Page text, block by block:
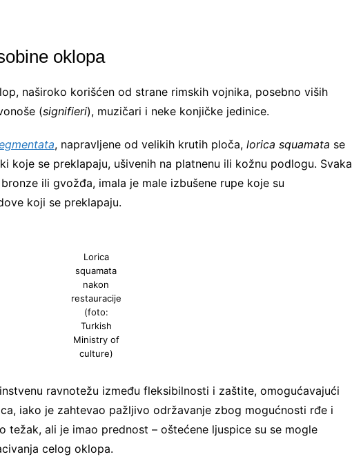
oklopa
naširoko korišćen od strane rimskih vojnika, posebno viših
(signifieri), muzičari i neke konjičke jedinice.
, napravljene od velikih krutih ploča, lorica squamata se
koje se preklapaju, ušivenih na platnenu ili kožnu podlogu. Svaka
ili gvožđa, imala je male izbušene rupe koje su
koji se preklapaju.
Lorica
squamata
nakon
restauracije
(foto:
Turkish
Ministry of
culture)
ravnotežu između fleksibilnosti i zaštite, omogućavajući
iako je zahtevao pažljivo održavanje zbog mogućnosti rđe i
težak, ali je imao prednost – oštećene ljuspice su se mogle
celog oklopa.
Registrujte se na Sve o
arheologiji
Budite u toku!
Prijavite se na našu
Ne šaljemo spamove! Pročitajte našapravila
korišćenja
za više informacija.